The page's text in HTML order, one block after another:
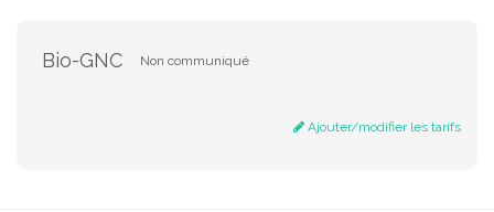
Bio-GNC Non communiqué
Ajouter/modifier les tarifs